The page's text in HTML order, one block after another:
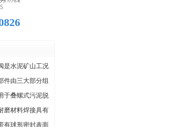
是水泥矿山工况
件由三大部分组
于叠螺式污泥脱
磨材料焊接具有
有球形密封表面